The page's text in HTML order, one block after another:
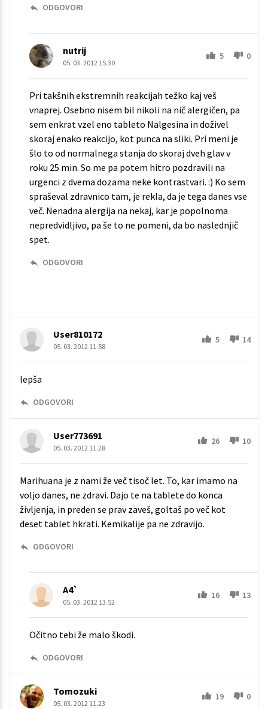
ODGOVORI
nutrij
05. 03. 2012 15.30
5 0
Pri takšnih ekstremnih reakcijah težko kaj veš
vnaprej. Osebno nisem bil nikoli na nič alergičen, pa
sem enkrat vzel eno tableto Nalgesina in doživel
skoraj enako reakcijo, kot punca na sliki. Pri meni je
šlo to od normalnega stanja do skoraj dveh glav v
roku 25 min. So me pa potem hitro pozdravili na
urgenci z dvema dozama neke kontrastvari. :) Ko sem
spraševal zdravnico tam, je rekla, da je tega danes vse
več. Nenadna alergija na nekaj, kar je popolnoma
nepredvidljivo, pa še to ne pomeni, da bo naslednjič
spet.
ODGOVORI
User810172
05. 03. 2012 11.58
5 14
lepša
ODGOVORI
User773691
05. 03. 2012 11.28
26 10
Marihuana je z nami že več tisoč let. To, kar imamo na
voljo danes, ne zdravi. Dajo te na tablete do konca
življenja, in preden se prav zaveš, goltaš po več kot
deset tablet hkrati. Kemikalije pa ne zdravijo.
ODGOVORI
A4`
05. 03. 2012 13.52
16 13
Očitno tebi že malo škodi.
ODGOVORI
Tomozuki
05. 03. 2012 11.23
19 0